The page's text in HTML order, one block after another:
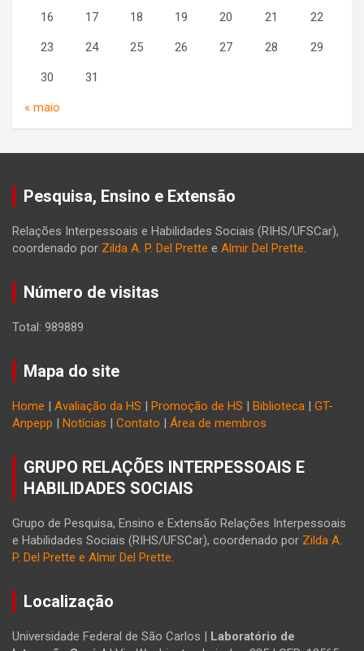
16 17 18 19 20 21 22
23 24 25 26 27 28 29
30 31
« maio
Pesquisa, Ensino e Extensão
Relações Interpessoais e Habilidades Sociais (RIHS/UFSCar),
coordenado por Zilda A. P. Del Prette e Almir Del Prette.
Número de visitas
Total: 989889
Mapa do site
Home | Avaliação da HS | Promoção de HS | Biblioteca | GT-
Anpepp | Notícias | Contato | Área de membros
GRUPO RELAÇÕES INTERPESSOAIS E
HABILIDADES SOCIAIS
Grupo de Pesquisa, Ensino e Extensão Relações Interpessoais
e Habilidades Sociais (RIHS/UFSCar), coordenado por Zilda A.
P. Del Prette e Almir Del Prette.
Localização
Universidade Federal de São Carlos | Laboratório de